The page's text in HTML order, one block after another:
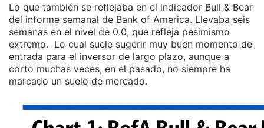
Lo que también se reflejaba en el indicador Bull & Bear
del informe semanal de Bank of America. Llevaba seis
semanas en el nivel de 0.0, que refleja pesimismo
extremo. Lo cual suele sugerir muy buen momento de
entrada para el inversor de largo plazo, aunque a
corto muchas veces, en el pasado, no siempre ha
marcado un suelo de mercado.